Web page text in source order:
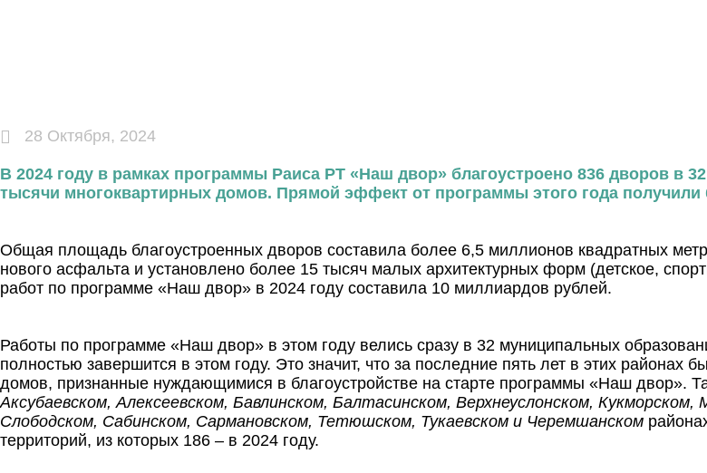
28 Октября, 2024
В 2024 году в рамках программы Раиса РТ «Наш двор» благоустроено 836 дворов в
тысячи многоквартирных домов. Прямой эффект от программы этого года
Общая площадь благоустроенных дворов составила более 6,5 миллионов квадратных
нового асфальта и установлено более 15 тысяч малых архитектурных форм (детское,
работ по программе «Наш двор» в 2024 году составила 10 миллиардов рублей.
Работы по программе «Наш двор» в этом году велись сразу в 32 муниципальных
полностью завершится в этом году. Это значит, что за последние пять лет в этих
домов, признанные нуждающимися в благоустройстве на старте программы «Наш двор».
Аксубаевском, Алексеевском, Бавлинском, Балтасинском, Верхнеуслонском,
Слободском, Сабинском, Сармановском, Тетюшском, Тукаевском и Черемшанском
территорий, из которых 186 – в 2024 году.